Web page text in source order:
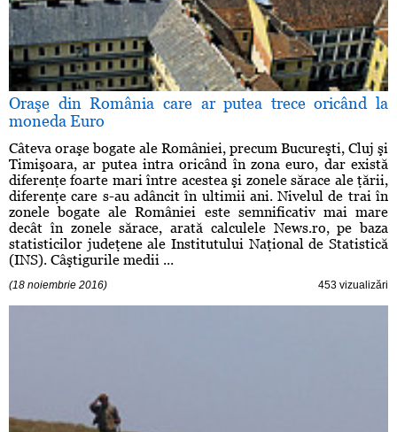
Oraşe din România care ar putea trece oricând la
moneda Euro
Câteva oraşe bogate ale României, precum Bucureşti, Cluj şi
Timişoara, ar putea intra oricând în zona euro, dar există
diferenţe foarte mari între acestea şi zonele sărace ale ţării,
diferenţe care s-au adâncit în ultimii ani. Nivelul de trai în
zonele bogate ale României este semnificativ mai mare
decât în zonele sărace, arată calculele News.ro, pe baza
statisticilor judeţene ale Institutului Naţional de Statistică
(INS). Câştigurile medii ...
(18 noiembrie 2016) 453 vizualizări